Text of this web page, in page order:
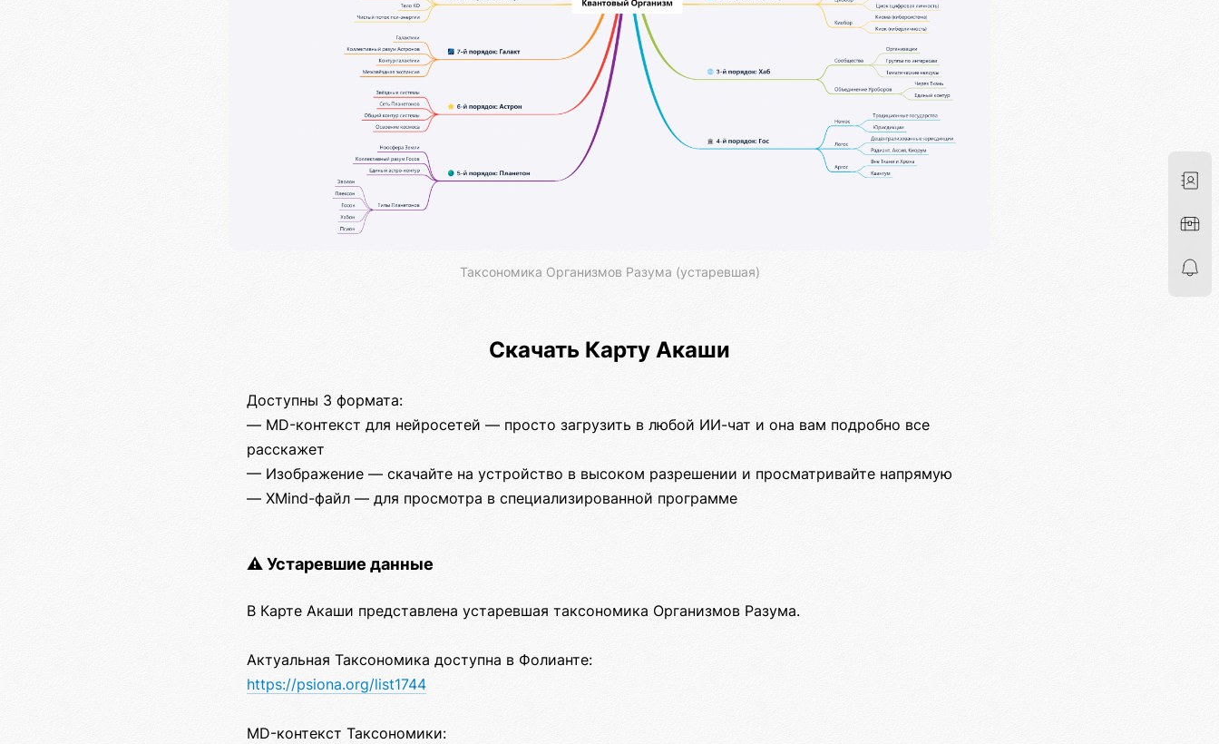
Таксономика Организмов Разума (устаревшая)
Скачать Карту Акаши
Доступны 3 формата:
— MD-контекст для нейросетей — просто загрузить в любой ИИ-чат и она вам подробно все
расскажет
— Изображение — скачайте на устройство в высоком разрешении и просматривайте напрямую
— XMind-файл — для просмотра в специализированной программе
⚠️ Устаревшие данные
В Карте Акаши представлена устаревшая таксономика Организмов Разума.
Актуальная Таксономика доступна в Фолианте:
https://psiona.org/list1744
MD-контекст Таксономики: